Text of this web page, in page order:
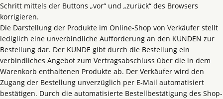
Schritt mittels der Buttons „vor“ und „zurück“ des Browsers
korrigieren.
Die Darstellung der Produkte im Online-Shop von Verkäufer stellt
lediglich eine unverbindliche Aufforderung an den KUNDEN zur
Bestellung dar. Der KUNDE gibt durch die Bestellung ein
verbindliches Angebot zum Vertragsabschluss über die in dem
Warenkorb enthaltenen Produkte ab. Der Verkäufer wird den
Zugang der Bestellung unverzüglich per E-Mail automatisiert
bestätigen. Durch die automatisierte Bestellbestätigung des Shop-